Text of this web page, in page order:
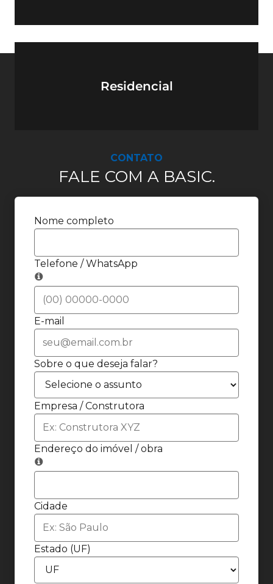
Residencial
CONTATO
FALE COM A BASIC.
Nome completo
Telefone / WhatsApp
E-mail
Sobre o que deseja falar?
Empresa / Construtora
Endereço do imóvel / obra
Cidade
Estado (UF)